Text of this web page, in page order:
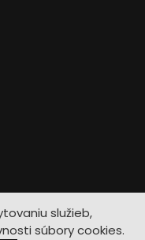
služieb,
súbory cookies.